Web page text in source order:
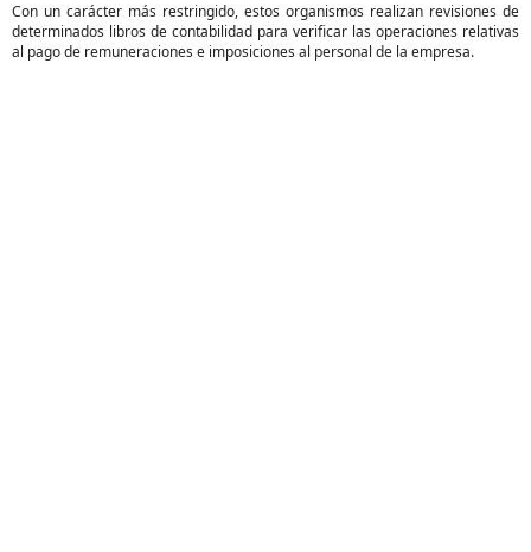
Con un carácter más restringido, estos organismos realizan revisiones de
determinados libros de contabilidad para verificar las operaciones relativas
al pago de remuneraciones e imposiciones al personal de la empresa.